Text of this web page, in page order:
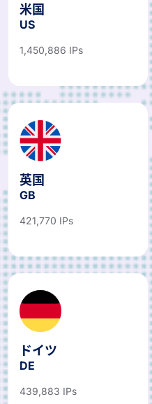
米国
US
1,450,886 IPs
英国
GB
421,770 IPs
ドイツ
DE
439,883 IPs